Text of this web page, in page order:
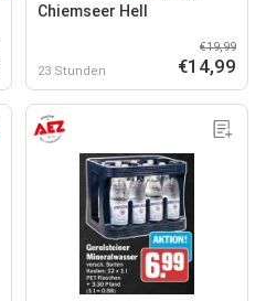
Chiemseer Hell
23 Stunden
€19,99
€14,99